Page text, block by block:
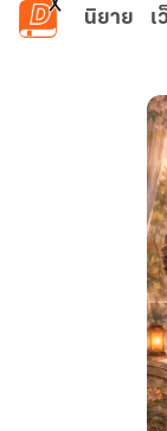
ข้ามไปยังเนื้อหาหลัก
นิยาย เ